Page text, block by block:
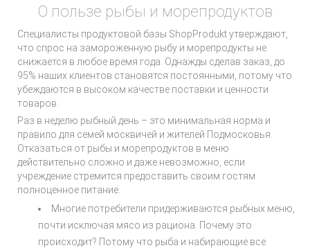
О пользе рыбы и морепродуктов
Специалисты продуктовой базы ShopProdukt утверждают,
что спрос на замороженную рыбу и морепродукты не
снижается в любое время года. Однажды сделав заказ, до
95% наших клиентов становятся постоянными, потому что
убеждаются в высоком качестве поставки и ценности
товаров.
Раз в неделю рыбный день – это минимальная норма и
правило для семей москвичей и жителей Подмосковья.
Отказаться от рыбы и морепродуктов в меню
действительно сложно и даже невозможно, если
учреждение стремится предоставить своим гостям
полноценное питание.
Многие потребители придерживаются рыбных меню,
почти исключая мясо из рациона. Почему это
происходит? Потому что рыба и набирающие все